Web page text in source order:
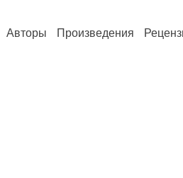
Авторы Произведения